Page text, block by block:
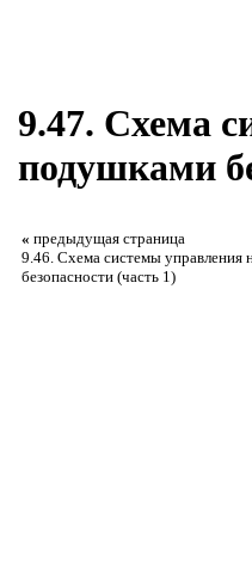
9.47. Схема
подушками
« предыдущая страница
9.46. Схема системы
безопасности (часть 1)